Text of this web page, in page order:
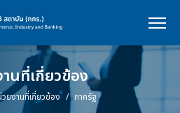
นที่เกี่ยวข้อง
ยงานที่เกี่ยวข้อง ภาครัฐ